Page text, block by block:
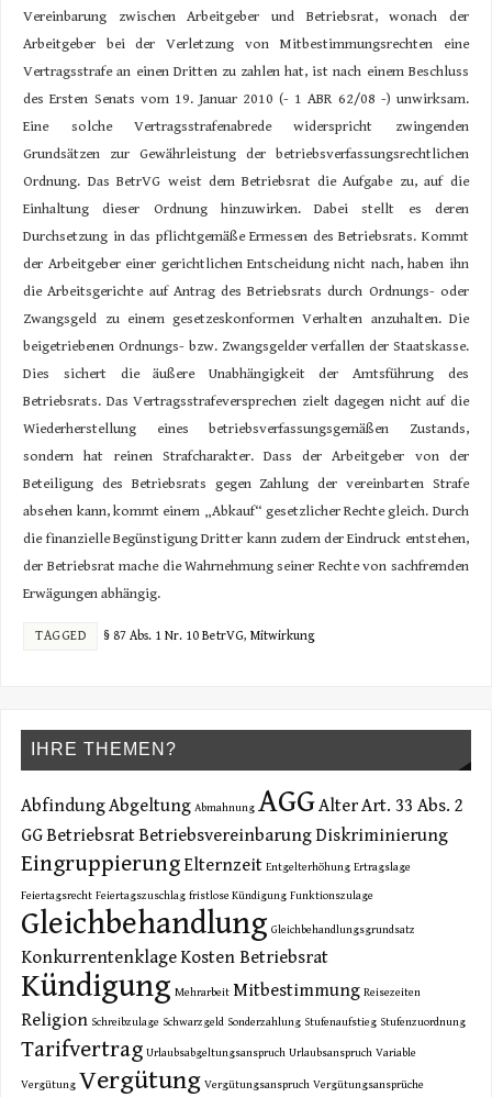
Vereinbarung zwischen Arbeitgeber und Betriebsrat, wonach der
Arbeitgeber bei der Verletzung von Mitbestimmungsrechten eine
Vertragsstrafe an einen Dritten zu zahlen hat, ist nach einem Beschluss
des Ersten Senats vom 19. Januar 2010 (- 1 ABR 62/08 -) unwirksam.
Eine solche Vertragsstrafenabrede widerspricht zwingenden
Grundsätzen zur Gewährleistung der betriebsverfassungsrechtlichen
Ordnung. Das BetrVG weist dem Betriebsrat die Aufgabe zu, auf die
Einhaltung dieser Ordnung hinzuwirken. Dabei stellt es deren
Durchsetzung in das pflichtgemäße Ermessen des Betriebsrats. Kommt
der Arbeitgeber einer gerichtlichen Entscheidung nicht nach, haben ihn
die Arbeitsgerichte auf Antrag des Betriebsrats durch Ordnungs- oder
Zwangsgeld zu einem gesetzeskonformen Verhalten anzuhalten. Die
beigetriebenen Ordnungs- bzw. Zwangsgelder verfallen der Staatskasse.
Dies sichert die äußere Unabhängigkeit der Amtsführung des
Betriebsrats. Das Vertragsstrafeversprechen zielt dagegen nicht auf die
Wiederherstellung eines betriebsverfassungsgemäßen Zustands,
sondern hat reinen Strafcharakter. Dass der Arbeitgeber von der
Beteiligung des Betriebsrats gegen Zahlung der vereinbarten Strafe
absehen kann, kommt einem „Abkauf“ gesetzlicher Rechte gleich. Durch
die finanzielle Begünstigung Dritter kann zudem der Eindruck entstehen,
der Betriebsrat mache die Wahrnehmung seiner Rechte von sachfremden
Erwägungen abhängig.
TAGGED § 87 Abs. 1 Nr. 10 BetrVG,Mitwirkung
IHRE THEMEN?
AbfindungAbgeltung Abmahnung AGGAlterArt. 33 Abs. 2
GGBetriebsratBetriebsvereinbarungDiskriminierung
Eingruppierung Elternzeit Entgelterhöhung Ertragslage
Feiertagsrecht Feiertagszuschlag fristlose Kündigung Funktionszulage
Gleichbehandlung Gleichbehandlungsgrundsatz
KonkurrentenklageKosten Betriebsrat
Kündigung Mehrarbeit Mitbestimmung Reisezeiten
Religion Schreibzulage Schwarzgeld Sonderzahlung Stufenaufstieg Stufenzuordnung
Tarifvertrag Urlaubsabgeltungsanspruch Urlaubsanspruch Variable
Vergütung Vergütung Vergütungsanspruch Vergütungsansprüche